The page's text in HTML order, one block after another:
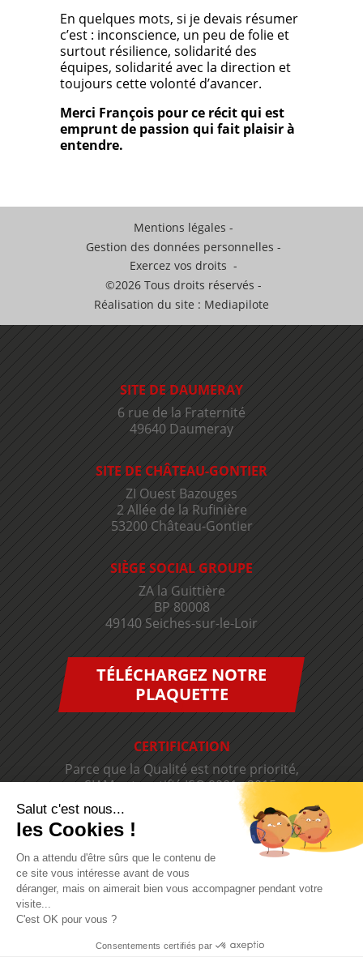
Salut c'est nous...
les Cookies !
On a attendu d'être sûrs que le contenu de
ce site vous intéresse avant de vous
déranger, mais on aimerait bien vous accompagner pendant votre
visite...
C'est OK pour vous ?
Consentements certifiés par
En quelques mots, si je devais résumer
c’est : inconscience, un peu de folie et
surtout résilience, solidarité des
équipes, solidarité avec la direction et
toujours cette volonté d’avancer.
Merci François pour ce récit qui est
emprunt de passion qui fait plaisir à
entendre.
Mentions légales
Gestion des données personnelles
Exercez vos droits
©2026 Tous droits réservés
Réalisation du site : Mediapilote
SITE DE DAUMERAY
6 rue de la Fraternité
49640 Daumeray
SITE DE CHÂTEAU-GONTIER
ZI Ouest Bazouges
2 Allée de la Rufinière
53200 Château-Gontier
SIÈGE SOCIAL GROUPE
ZA la Guittière
BP 80008
49140 Seiches-sur-le-Loir
TÉLÉCHARGEZ NOTRE
PLAQUETTE
CERTIFICATION
Parce que la Qualité est notre priorité,
SIAM est certifié ISO 9001 v2015.